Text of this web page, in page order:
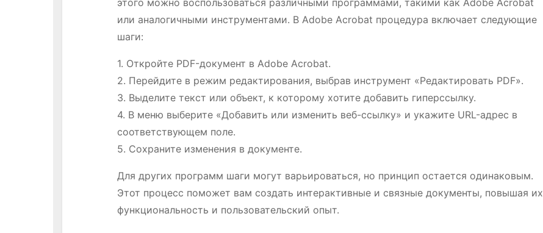
этого можно воспользоваться различными программами, такими как Adobe Acrobat
или аналогичными инструментами. В Adobe Acrobat процедура включает следующие
шаги:
1. Откройте PDF-документ в Adobe Acrobat.
2. Перейдите в режим редактирования, выбрав инструмент «Редактировать PDF».
3. Выделите текст или объект, к которому хотите добавить гиперссылку.
4. В меню выберите «Добавить или изменить веб-ссылку» и укажите URL-адрес в
соответствующем поле.
5. Сохраните изменения в документе.
Для других программ шаги могут варьироваться, но принцип остается одинаковым.
Этот процесс поможет вам создать интерактивные и связные документы, повышая их
функциональность и пользовательский опыт.